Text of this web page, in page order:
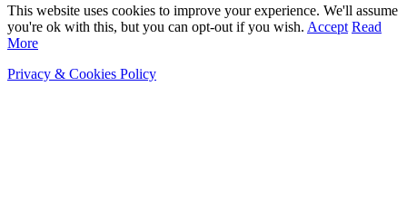
This website uses cookies to improve your experience. We'll assume
you're ok with this, but you can opt-out if you wish. Accept Read
More
Privacy & Cookies Policy